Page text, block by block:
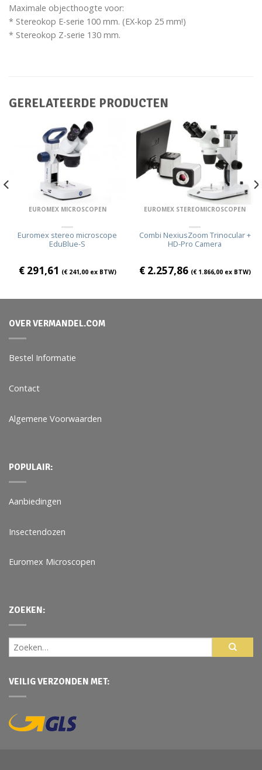
Maximale objecthoogte voor:
* Stereokop E-serie 100 mm. (EX-kop 25 mm!)
* Stereokop Z-serie 130 mm.
GERELATEERDE PRODUCTEN
EUROMEX MICROSCOPEN
Euromex stereo microscope
EduBlue-S
€291,61 (€241,00ex BTW)
EUROMEX STEREOMICROSCOPEN
Combi NexiusZoom Trinocular +
HD-Pro Camera
€2.257,86 (€1.866,00ex BTW)
OVER VERMANDEL.COM
Bestel Informatie
Contact
Algemene Voorwaarden
POPULAIR:
Aanbiedingen
Insectendozen
Euromex Microscopen
ZOEKEN:
VEILIG VERZONDEN MET: